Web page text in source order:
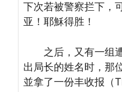
下次若被警察拦下，
亚！耶穌得胜！
之后，又有一组
出局长的姓名时，那
並拿了一份丰收报（